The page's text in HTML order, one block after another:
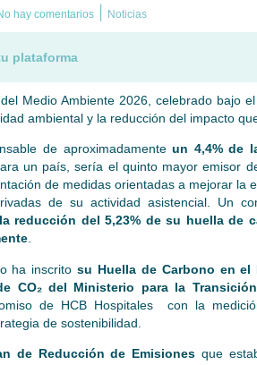
hay comentarios Noticias
plataforma
Medio Ambiente 2026, celebrado bajo
ambiental y la reducción del impacto
de aproximadamenteun 4,4% de
un país, sería el quinto mayor emisor
de medidas orientadas a mejorar la
de su actividad asistencial. Un
reducción del 5,23% de su huella de
.
ha inscritosu Huella de Carbono en el
CO₂ del Ministerio para la
de HCB Hospitales con la
de sostenibilidad.
de Reducción de Emisiones que